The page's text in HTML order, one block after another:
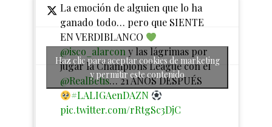
La emoción de alguien que lo ha
ganado todo… pero que SIENTE
EN VERDIBLANCO
@isco_alarcony las lágrimas por
jugar la Champions League con el
@RealBetis… 21 AÑOS DESPUÉS
#LALIGAenDAZN
pic.twitter.com/rRtgSc3DjC
Haz clic para aceptar cookies de marketing
y permitir este contenido